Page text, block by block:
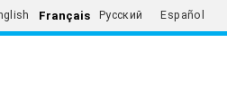
Français Русский Español